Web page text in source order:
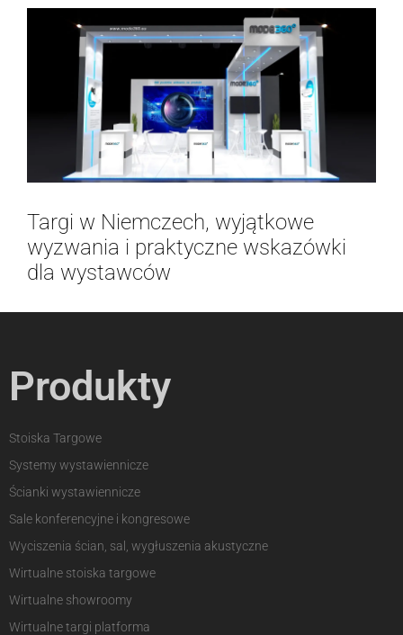
Targi w Niemczech, wyjątkowe
wyzwania i praktyczne wskazówki
dla wystawców
Produkty
Stoiska Targowe
Systemy wystawiennicze
Ścianki wystawiennicze
Sale konferencyjne i kongresowe
Wyciszenia ścian, sal, wygłuszenia akustyczne
Wirtualne stoiska targowe
Wirtualne showroomy
Wirtualne targi platforma